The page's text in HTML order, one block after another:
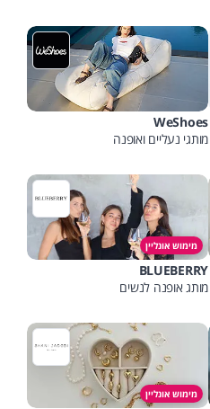
WeShoes
מותגי נעליים ואופנה
מימוש אונליין
BLUEBERRY
מותג אופנה לנשים
מימוש אונליין